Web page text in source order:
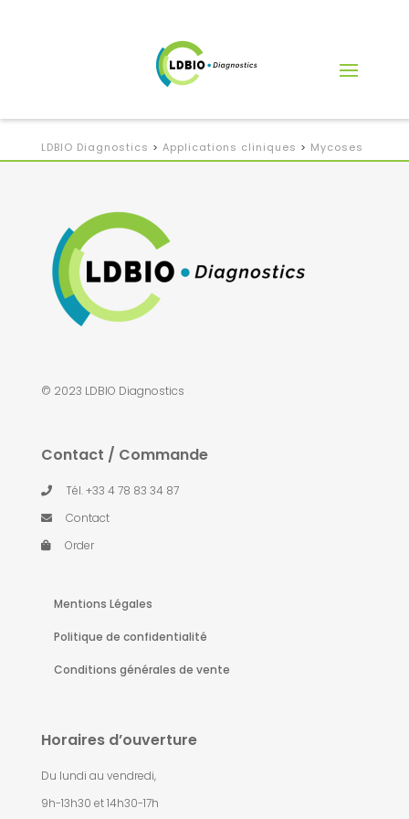
LDBIO Diagnostics > Applications cliniques > Mycoses
© 2023 LDBIO Diagnostics
Contact / Commande
Tél. +33 4 78 83 34 87
Contact
Order
Mentions Légales
Politique de confidentialité
Conditions générales de vente
Horaires d’ouverture
Du lundi au vendredi,
9h-13h30 et 14h30-17h